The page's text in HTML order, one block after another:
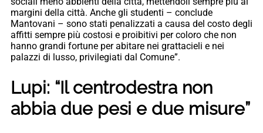
margini della città. Anche gli studenti – conclude
Mantovani – sono stati penalizzati a causa del costo degli
affitti sempre più costosi e proibitivi per coloro che non
hanno grandi fortune per abitare nei grattacieli e nei
palazzi di lusso, privilegiati dal Comune”.
Lupi: “Il centrodestra non
abbia due pesi e due misure”